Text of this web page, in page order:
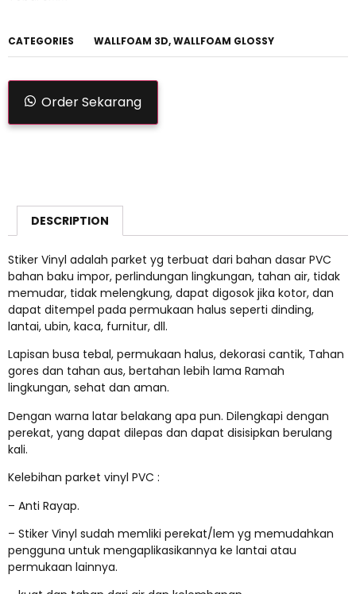
CATEGORIES WALLFOAM 3D,WALLFOAM GLOSSY
Order Sekarang
DESCRIPTION
Stiker Vinyl adalah parket yg terbuat dari bahan dasar PVC
bahan baku impor, perlindungan lingkungan, tahan air, tidak
memudar, tidak melengkung, dapat digosok jika kotor, dan
dapat ditempel pada permukaan halus seperti dinding,
lantai, ubin, kaca, furnitur, dll.
Lapisan busa tebal, permukaan halus, dekorasi cantik, Tahan
gores dan tahan aus, bertahan lebih lama Ramah
lingkungan, sehat dan aman.
Dengan warna latar belakang apa pun. Dilengkapi dengan
perekat, yang dapat dilepas dan dapat disisipkan berulang
kali.
Kelebihan parket vinyl PVC :
– Anti Rayap.
– Stiker Vinyl sudah memliki perekat/lem yg memudahkan
pengguna untuk mengaplikasikannya ke lantai atau
permukaan lainnya.